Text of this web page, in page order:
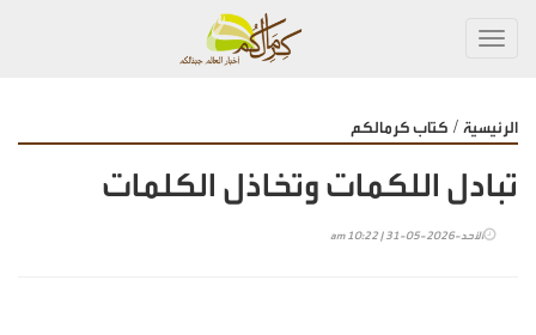
الرئيسية / كتاب كرمالكم
تبادل اللكمات وتخاذل الكلمات
الأحد-2026-05-31 | 10:22 am